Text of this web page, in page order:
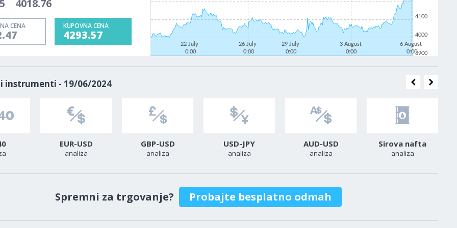
4018.76
CENA KUPOVNA CENA
4293.57
22 July
0:00
26 July
0:00
29 July
0:00
3 August
0:00
6 August
0:003900
4000
4100
instrumenti - 19/06/2024
EUR-USD
analiza
GBP-USD
analiza
USD-JPY
analiza
AUD-USD
analiza
Sirova nafta
analiza
Spremni za trgovanje? Probajte besplatno odmah